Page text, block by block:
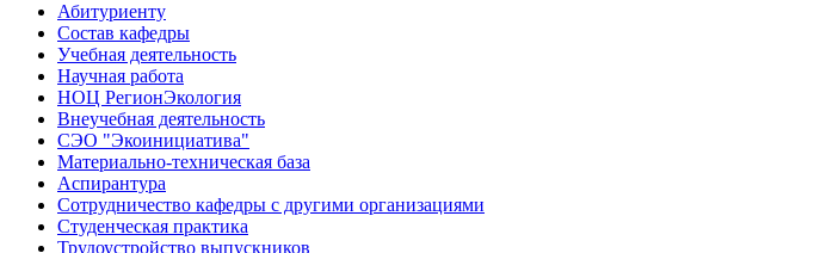
Абитуриенту
Состав кафедры
Учебная деятельность
Научная работа
НОЦ РегионЭкология
Внеучебная деятельность
СЭО "Экоинициатива"
Материально-техническая база
Аспирантура
Сотрудничество кафедры с другими организациями
Студенческая практика
Трудоустройство выпускников